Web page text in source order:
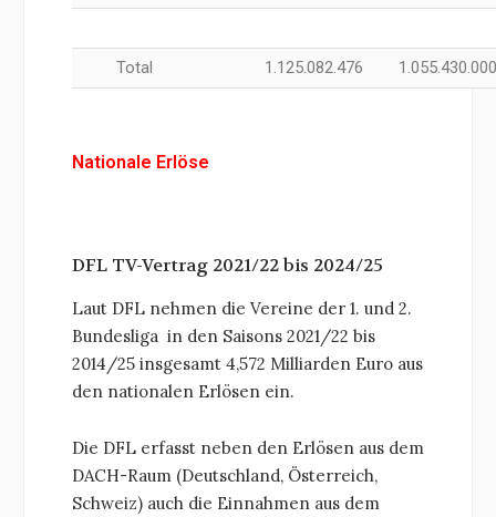
Total 1.125.082.476 1.055.430.000
Nationale Erlöse
DFL TV-Vertrag 2021/22 bis 2024/25
Laut DFL nehmen die Vereine der 1. und 2.
Bundesliga in den Saisons 2021/22 bis
2014/25 insgesamt 4,572 Milliarden Euro aus
den nationalen Erlösen ein.
Die DFL erfasst neben den Erlösen aus dem
DACH-Raum (Deutschland, Österreich,
Schweiz) auch die Einnahmen aus dem